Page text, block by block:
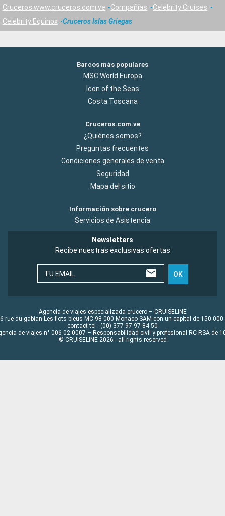
Cruceros www.cruceros.com.ve Compañías
Celebrity Cruises
Celebrity Equinox
Cruceros Islas Griegas
Barcos más populares
MSC World Europa
Icon of the Seas
Costa Toscana
Cruceros.com.ve
¿Quiénes somos?
Preguntas frecuentes
Condiciones generales de venta
Seguridad
Mapa del sitio
Información sobre crucero
Servicios de Asistencia
Newsletters
Recibe nuestras exclusivas ofertas
TU EMAIL OK
Agencia de viajes especializada crucero – CRUISELINE
rue du gabian Les flots bleus MC 98 000 Monaco SAM con un capital de 150 000
contact tel : (00) 377 97 97 84 50
de viajes n° 006 02 0007 – Responsabilidad civil y profesional RC RSA de
© CRUISELINE 2026 - all rights reserved